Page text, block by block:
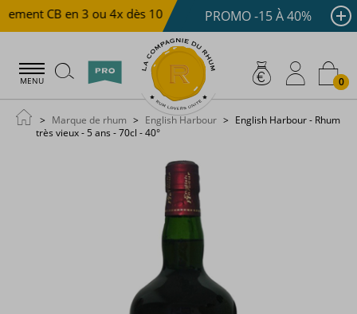
CB en 3 ou 4x dès 100 € Livraison offerte dès
PROMO -15 À 40%
MENU 0
Marque de rhum English Harbour
English Harbour - Rhum
très vieux - 5 ans - 70cl - 40°